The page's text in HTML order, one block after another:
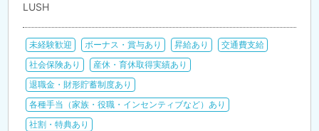
LUSH
未経験歓迎 ボーナス・賞与あり 昇給あり
交通費支給
社会保険あり
産休・育休取得実績あり
退職金・財形貯蓄制度あり
各種手当（家族・役職・インセンティブなど）あり
社割・特典あり